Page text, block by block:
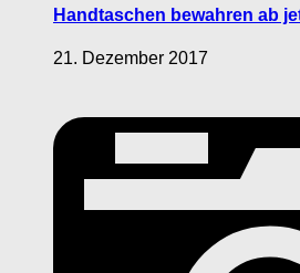
Handtaschen bewahren ab
21. Dezember 2017